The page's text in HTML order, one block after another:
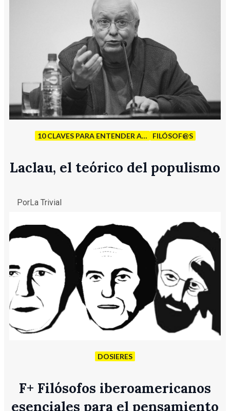
10 CLAVES PARA ENTENDER A… FILÓSOF@S
Laclau, el teórico del populismo
PorLa Trivial
DOSIERES
F+ Filósofos iberoamericanos
esenciales para el pensamiento